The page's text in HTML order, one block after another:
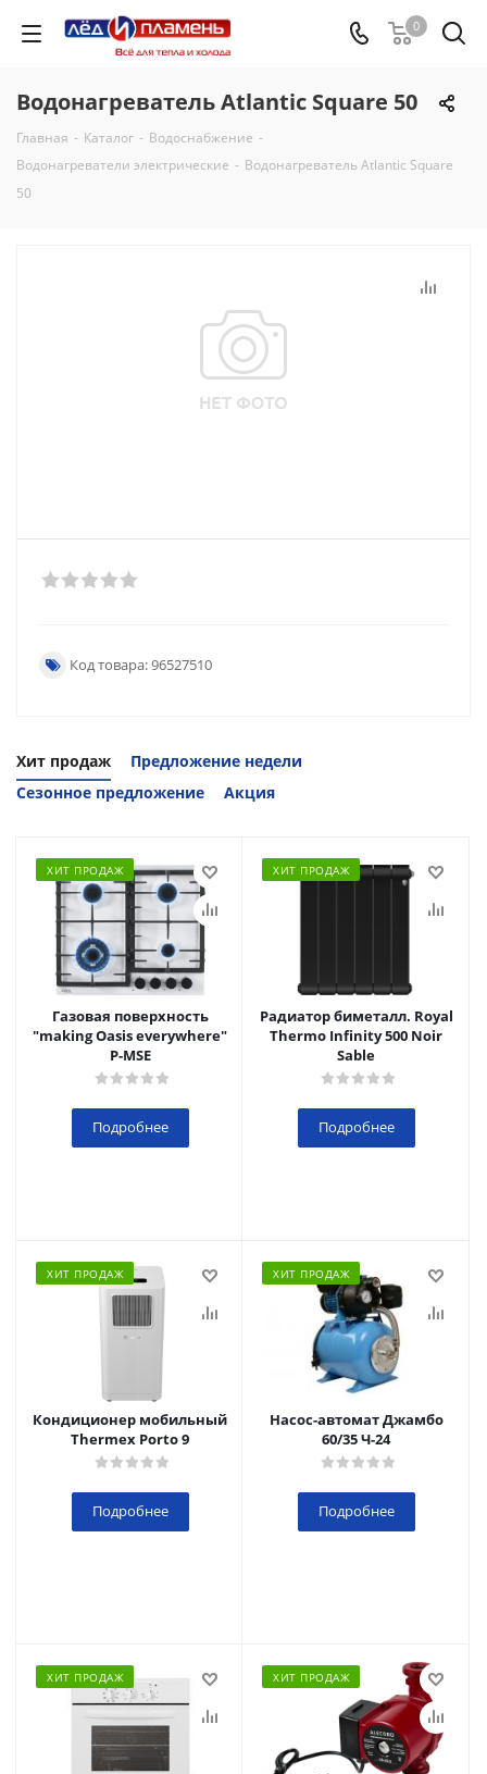
0
Водонагреватель Atlantic Square 50
Главная - Каталог - Водоснабжение -
Водонагреватели электрические - Водонагреватель Atlantic Square
50
Код товара: 96527510
Хит продаж
Предложение недели
Сезонное предложение
Акция
ХИТ ПРОДАЖ
Газовая поверхность
"making Oasis everywhere"
P-MSE
Подробнее
ХИТ ПРОДАЖ
Радиатор биметалл. Royal
Thermo Infinity 500 Noir
Sable
Подробнее
ХИТ ПРОДАЖ
Кондиционер мобильный
Thermex Porto 9
Подробнее
ХИТ ПРОДАЖ
Насос-автомат Джамбо
60/35 Ч-24
Подробнее
ХИТ ПРОДАЖ ХИТ ПРОДАЖ